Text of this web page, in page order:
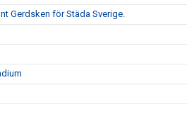
Gerdsken för Städa Sverige.